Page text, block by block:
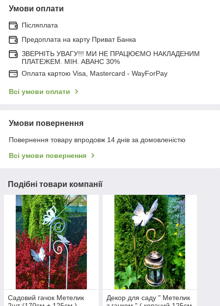
Умови оплати
Післяплата
Предоплата на карту Приват Банка
ЗВЕРНІТЬ УВАГУ!!! МИ НЕ ПРАЦЮЄМО НАКЛАДЕНИМ
ПЛАТЕЖЕМ. МІН. АВАНС 30%
Оплата картою Visa, Mastercard - WayForPay
Всі умови оплати
Умови повернення
Повернення товару впродовж 14 днів за домовленістю
Всі умови повернення
Подібні товари компанії
Садовий гачок Метелик
Декор для саду " Метелик